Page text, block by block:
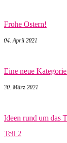
Frohe Ostern!
04. April 2021
Eine neue
30. März 2021
Ideen rund um das
Teil 2